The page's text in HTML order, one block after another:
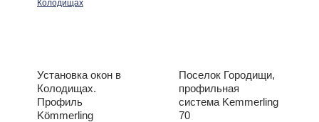
Установка окон в
Колодищах.
Профиль
Kömmerling
Поселок Городищи,
профильная
система Kemmerling
70